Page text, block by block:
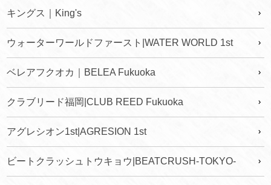
キングス｜King's
ウォーターワールドファースト|WATER WORLD 1st
ベレアフクオカ｜BELEA Fukuoka
クラブリード福岡|CLUB REED Fukuoka
アグレシオン1st|AGRESION 1st
ビートクラッシュトウキョウ|BEATCRUSH-TOKYO-